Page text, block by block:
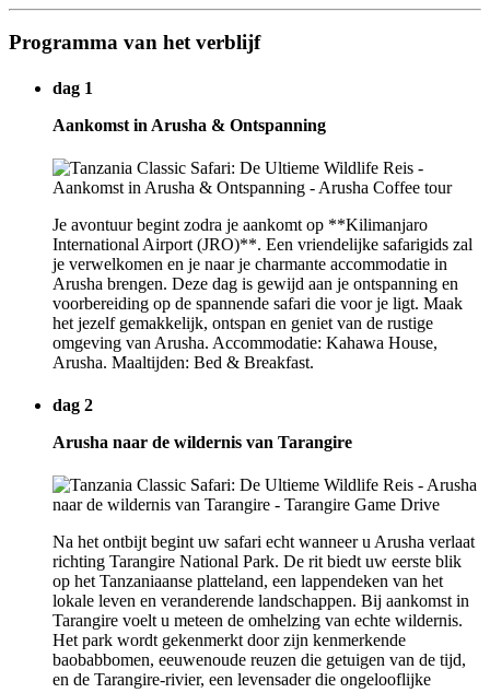
Programma van het verblijf
dag 1
Aankomst in Arusha & Ontspanning
Je avontuur begint zodra je aankomt op **Kilimanjaro
International Airport (JRO)**. Een vriendelijke safarigids zal
je verwelkomen en je naar je charmante accommodatie in
Arusha brengen. Deze dag is gewijd aan je ontspanning en
voorbereiding op de spannende safari die voor je ligt. Maak
het jezelf gemakkelijk, ontspan en geniet van de rustige
omgeving van Arusha. Accommodatie: Kahawa House,
Arusha. Maaltijden: Bed & Breakfast.
dag 2
Arusha naar de wildernis van Tarangire
Na het ontbijt begint uw safari echt wanneer u Arusha verlaat
richting Tarangire National Park. De rit biedt uw eerste blik
op het Tanzaniaanse platteland, een lappendeken van het
lokale leven en veranderende landschappen. Bij aankomst in
Tarangire voelt u meteen de omhelzing van echte wildernis.
Het park wordt gekenmerkt door zijn kenmerkende
baobabbomen, eeuwenoude reuzen die getuigen van de tijd,
en de Tarangire-rivier, een levensader die ongelooflijke